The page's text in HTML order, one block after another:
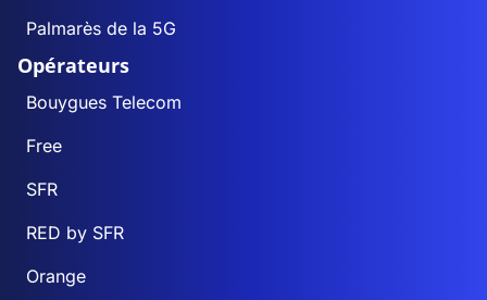
Palmarès de la 5G
Opérateurs
Bouygues Telecom
Free
SFR
RED by SFR
Orange